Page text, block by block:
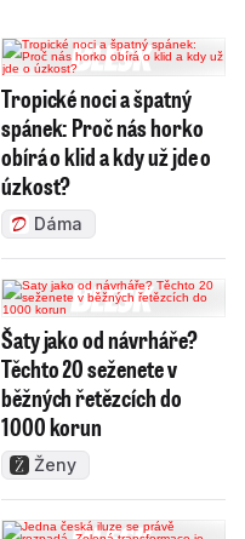
Tropické noci a špatný
spánek: Proč nás horko
obírá o klid a kdy už jde o
úzkost?
Dáma
Šaty jako od návrháře?
Těchto 20 seženete v
běžných řetězcích do
1000 korun
Ženy